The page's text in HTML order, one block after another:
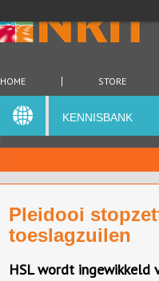
HOME STORE
KENNISBANK
Pleidooi
toeslagzuilen
HSL wordt ingewikkeld